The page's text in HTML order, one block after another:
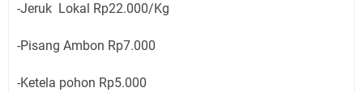
-Jeruk Lokal Rp22.000/Kg
-Pisang Ambon Rp7.000
-Ketela pohon Rp5.000